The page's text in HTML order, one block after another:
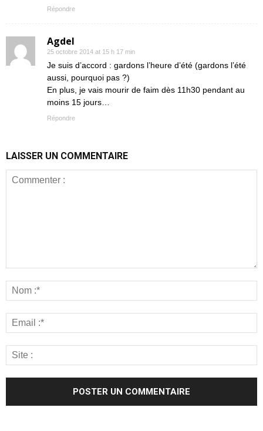
Répondre
Agdel
25 octobre 2014 at 15 h 17 min
Je suis d’accord : gardons l’heure d’été (gardons l’été
aussi, pourquoi pas ?)
En plus, je vais mourir de faim dès 11h30 pendant au
moins 15 jours…
Répondre
LAISSER UN COMMENTAIRE